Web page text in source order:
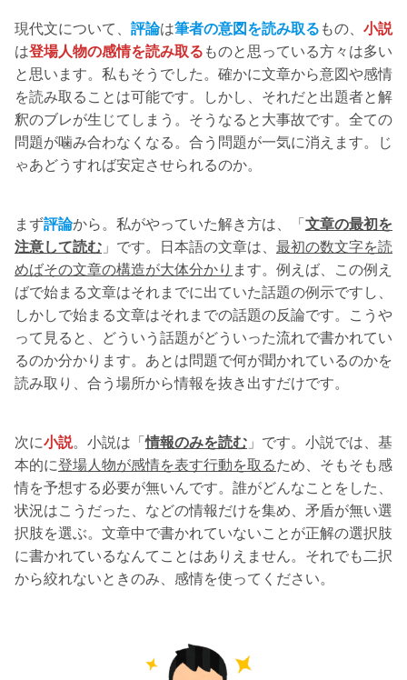
現代文について、 評論は筆者の意図を読み取る もの、 小説
は登場人物の感情を読み取る ものと思っている方々は多い
と思います。私もそうでした。確かに文章から意図や感情
を読み取ることは可能です。しかし、それだと出題者と解
釈のブレが生じてしまう。そうなると大事故です。全ての
問題が噛み合わなくなる。合う問題が一気に消えます。じ
ゃあどうすれば安定させられるのか。
まず評論から。私がやっていた解き方は、「文章の最初を
注意して読む 」です。日本語の文章は、 最初の数文字を読
めばその文章の構造が大体分かり ます。例えば、この例え
ばで始まる文章はそれまでに出ていた話題の例示ですし、
しかしで始まる文章はそれまでの話題の反論です。こうや
って見ると、どういう話題がどういった流れで書かれてい
るのか分かります。あとは問題で何が聞かれているのかを
読み取り、合う場所から情報を抜き出すだけです。
次に小説。小説は「情報のみを読む 」です。小説では、基
本的に登場人物が感情を表す行動を取るため、そもそも感
情を予想する必要が無いんです。誰がどんなことをした、
状況はこうだった、などの情報だけを集め、矛盾が無い選
択肢を選ぶ。文章中で書かれていないことが正解の選択肢
に書かれているなんてことはありえません。それでも二択
から絞れないときのみ、感情を使ってください。